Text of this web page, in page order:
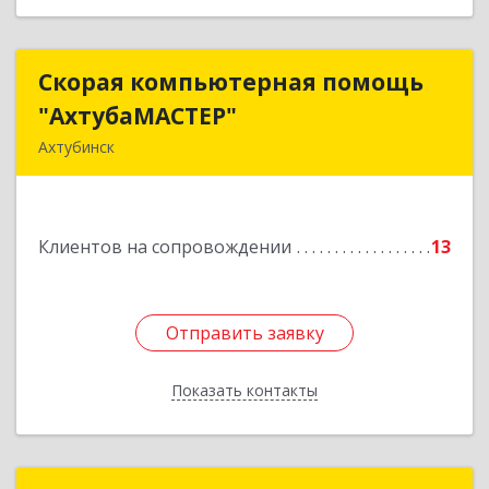
Скорая компьютерная помощь
"АхтубаМАСТЕР"
Ахтубинск
Клиентов на сопровождении 13
Отправить заявку
Показать контакты
Скорая компьютерная помощь
Подробнее
Отправить заявку
Назад